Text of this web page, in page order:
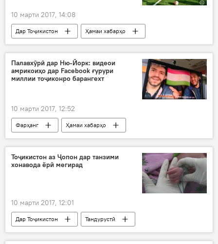
10 марти 2017, 14:08
Дар Тоҷикистон
Ҳамаи хабарҳо
Навигариҳои варзиши Тоҷикистон
шаҳрдори Душанбе
Наврӯз-2017
Палавхӯрӣ дар Ню-Йорк: видеои
амрикоиҳо дар Faceboоk ғурури
миллии тоҷиконро барангехт
10 марти 2017, 12:52
Фарҳанг
Ҳамаи хабарҳо
Тасвирбаён
ИМА
тоҷикон
Видео
Тоҷикистон аз Ҷопон дар танзими
хонавода ёрӣ мегирад
10 марти 2017, 12:01
Дар Тоҷикистон
Тандурустӣ
Ҳамаи хабарҳо
Ҷопон